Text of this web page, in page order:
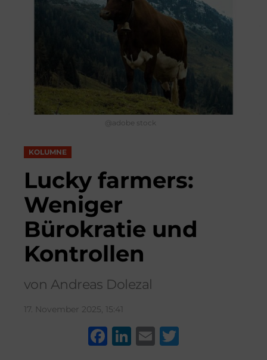
@adobe stock
KOLUMNE
Lucky farmers:
Weniger
Bürokratie und
Kontrollen
von Andreas Dolezal
17. November 2025, 15:41
F
Li
E